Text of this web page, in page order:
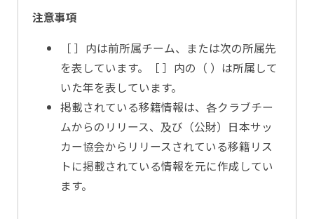
注意事項
［ ］内は前所属チーム、または次の所属先
を表しています。［ ］内の（ ）は所属して
いた年を表しています。
掲載されている移籍情報は、各クラブチー
ムからのリリース、及び（公財）日本サッ
カー協会からリリースされている移籍リス
トに掲載されている情報を元に作成してい
ます。